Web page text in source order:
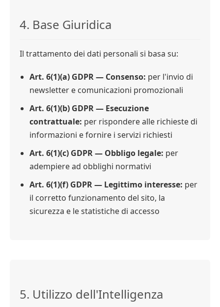
4. Base Giuridica
Il trattamento dei dati personali si basa su:
Art. 6(1)(a) GDPR — Consenso: per l'invio di
newsletter e comunicazioni promozionali
Art. 6(1)(b) GDPR — Esecuzione
contrattuale: per rispondere alle richieste di
informazioni e fornire i servizi richiesti
Art. 6(1)(c) GDPR — Obbligo legale: per
adempiere ad obblighi normativi
Art. 6(1)(f) GDPR — Legittimo interesse: per
il corretto funzionamento del sito, la
sicurezza e le statistiche di accesso
5. Utilizzo dell'Intelligenza